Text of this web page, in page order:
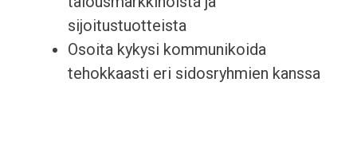
sijoitustuotteista
Osoita kykysi kommunikoida
tehokkaasti eri sidosryhmien kanssa